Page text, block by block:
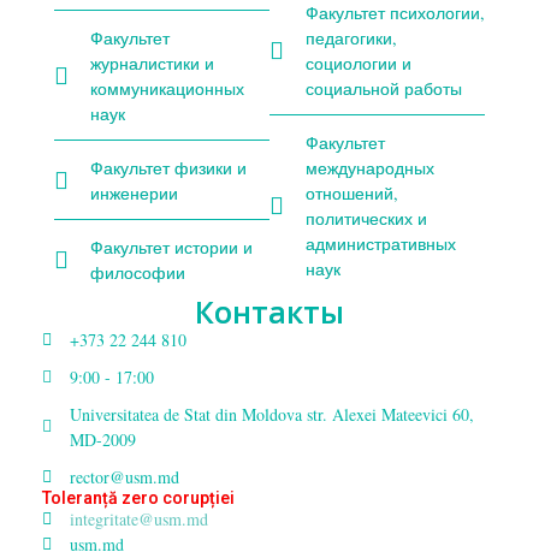
Факультет
журналистики и
коммуникационных
наук
Факультет физики и
инженерии
Факультет истории и
философии
Факультет психологии,
педагогики,
социологии и
социальной работы
Факультет
международных
отношений,
политических и
административных
наук
Контакты
+373 22 244 810
9:00 - 17:00
Universitatea de Stat din Moldova str. Alexei Mateevici 60,
MD-2009
rector@usm.md
Toleranță zero corupției
integritate@usm.md
usm.md